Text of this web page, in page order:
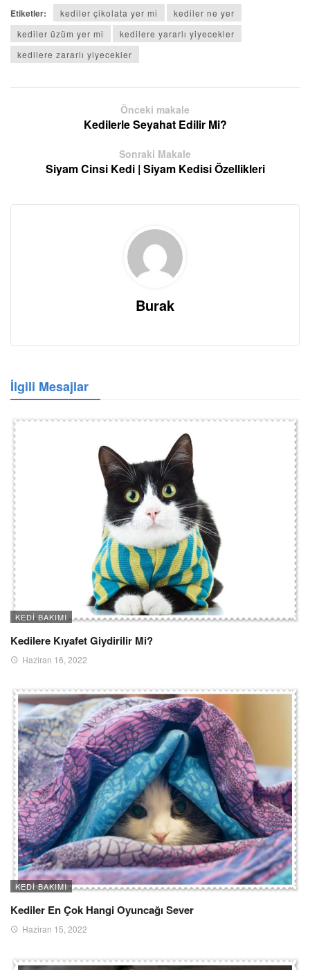
Etiketler: kediler çikolata yer mi
kediler ne yer
kediler üzüm yer mi
kedilere yararlı yiyecekler
kedilere zararlı yiyecekler
Önceki makale
Kedilerle Seyahat Edilir Mi?
Sonraki Makale
Siyam Cinsi Kedi | Siyam Kedisi Özellikleri
Burak
İlgili Mesajlar
KEDI BAKIMI
Kedilere Kıyafet Giydirilir Mi?
Haziran 16, 2022
KEDI BAKIMI
Kediler En Çok Hangi Oyuncağı Sever
Haziran 15, 2022